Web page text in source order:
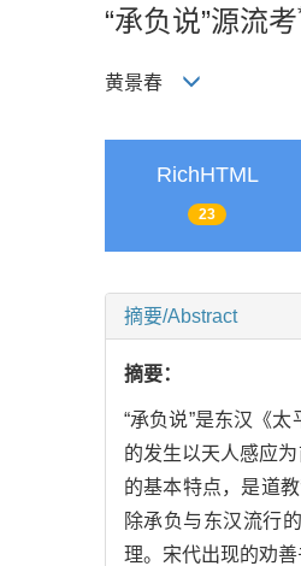
“承负说”源流考
黄景春
RichHTML
23
摘要/Abstract
摘要：
“承负说”是东汉《
的发生以天人感应
的基本特点，是道
除承负与东汉流行
理。宋代出现的劝